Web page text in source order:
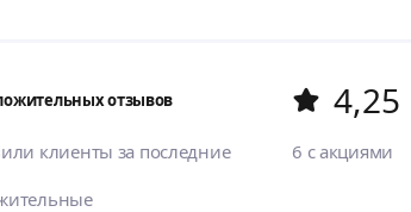
отзывов
клиенты за последние
4,25
6 с акциями